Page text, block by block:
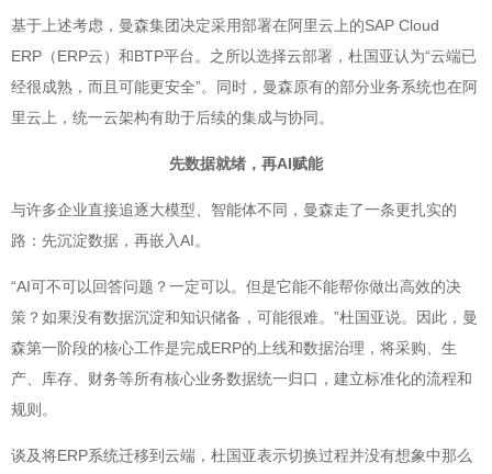
基于上述考虑，曼森集团决定采用部署在阿里云上的SAP Cloud
ERP（ERP云）和BTP平台。之所以选择云部署，杜国亚认为“云端已
经很成熟，而且可能更安全”。同时，曼森原有的部分业务系统也在阿
里云上，统一云架构有助于后续的集成与协同。
先数据就绪，再AI赋能
与许多企业直接追逐大模型、智能体不同，曼森走了一条更扎实的
路：先沉淀数据，再嵌入AI。
“AI可不可以回答问题？一定可以。但是它能不能帮你做出高效的决
策？如果没有数据沉淀和知识储备，可能很难。”杜国亚说。因此，曼
森第一阶段的核心工作是完成ERP的上线和数据治理，将采购、生
产、库存、财务等所有核心业务数据统一归口，建立标准化的流程和
规则。
谈及将ERP系统迁移到云端，杜国亚表示切换过程并没有想象中那么